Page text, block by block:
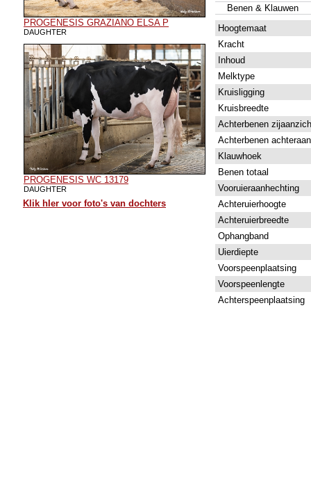
PROGENESIS GRAZIANO ELSA P
DAUGHTER
PROGENESIS WC 13179
DAUGHTER
Klik hIer voor foto's van dochters
Benen & Klauwen
Hoogtemaat
Kracht
Inhoud
Melktype
Kruisligging
Kruisbreedte
Achterbenen
Achterbenen
Klauwhoek
Benen totaal
Vooruieraanhechting
Achteruierhoogte
Achteruierbreedte
Ophangband
Uierdiepte
Voorspeenplaatsing
Voorspeenlengte
Achterspeenplaatsing